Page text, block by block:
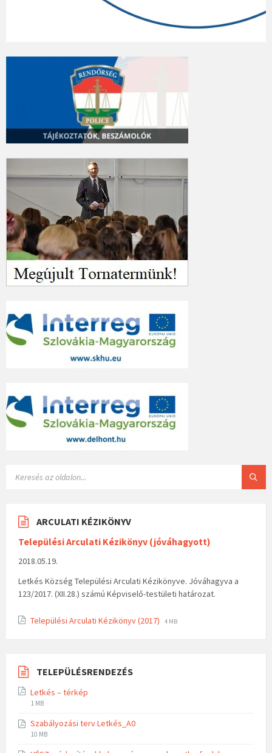
ARCULATI KÉZIKÖNYV
Települési Arculati Kézikönyv (jóváhagyott)
2018.05.19.
Letkés Község Települési Arculati Kézikönyve. Jóváhagyva a
123/2017. (XII.28.) számú Képviselő-testületi határozat.
Települési Arculati Kézikönyv (2017) 4 MB
TELEPÜLÉSRENDEZÉS
Letkés – térkép
1 MB
Szabályozási terv Letkés_A0
10 MB